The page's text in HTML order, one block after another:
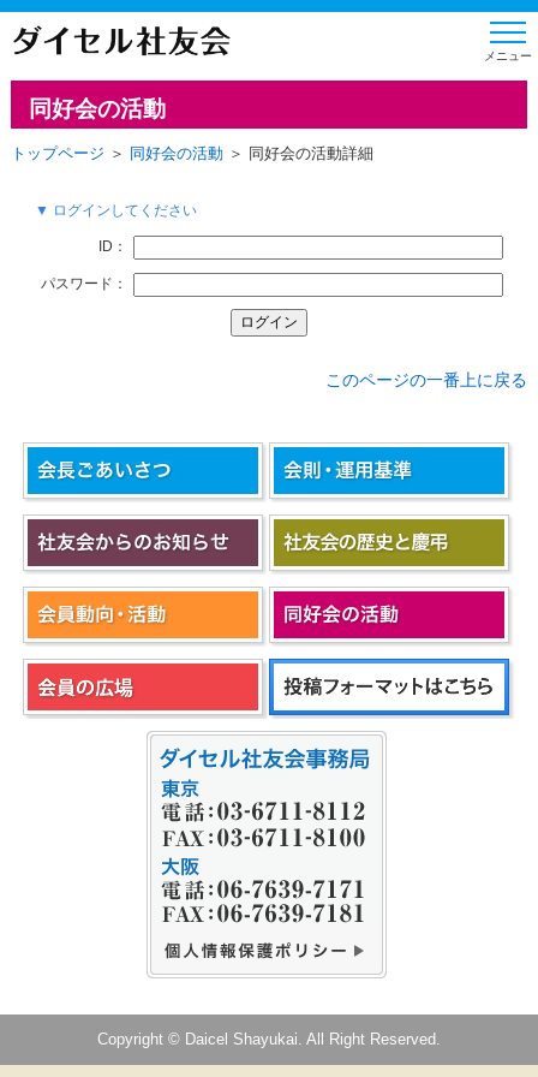
同好会の活動
トップページ ＞ 同好会の活動＞ 同好会の活動詳細
▼ ログインしてください
ID：
パスワード：
このページの一番上に戻る
Copyright © Daicel Shayukai. All Right Reserved.